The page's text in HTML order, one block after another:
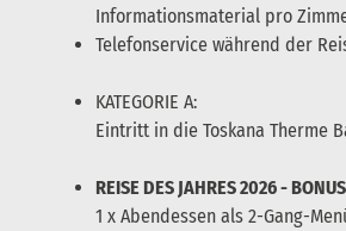
Informationsmaterial pro
Telefonservice während der
KATEGORIE A:
Eintritt in die Toskana Therme
REISE DES JAHRES 2026 -
1 x Abendessen als 2-Gang-